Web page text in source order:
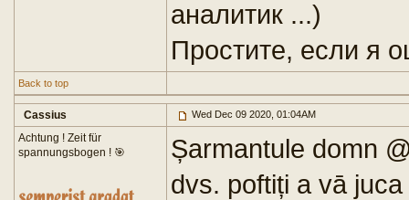
аналитик ...)
Простите, если я
Back to top
Cassius Wed Dec 09 2020, 01:04AM
Achtung ! Zeit für
spannungsbogen ! 🎯
Șarmantule domn
dvs. poftiți a vā